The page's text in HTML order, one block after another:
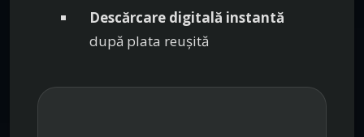
Descărcare digitală instantă
după plata reușită